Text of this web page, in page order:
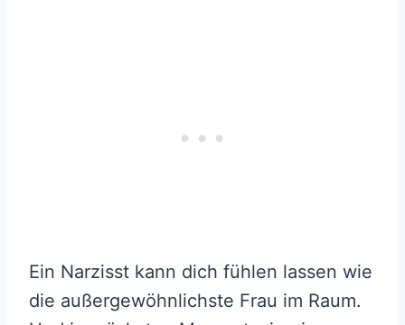
Ein Narzisst kann dich fühlen lassen wie
die außergewöhnlichste Frau im Raum.